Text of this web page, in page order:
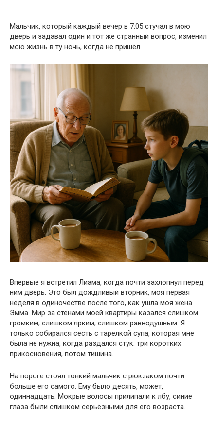
Мальчик, который каждый вечер в 7:05 стучал в мою
дверь и задавал один и тот же странный вопрос, изменил
мою жизнь в ту ночь, когда не пришёл.
Впервые я встретил Лиама, когда почти захлопнул перед
ним дверь. Это был дождливый вторник, моя первая
неделя в одиночестве после того, как ушла моя жена
Эмма. Мир за стенами моей квартиры казался слишком
громким, слишком ярким, слишком равнодушным. Я
только собирался сесть с тарелкой супа, которая мне
была не нужна, когда раздался стук: три коротких
прикосновения, потом тишина.
На пороге стоял тонкий мальчик с рюкзаком почти
больше его самого. Ему было десять, может,
одиннадцать. Мокрые волосы прилипали к лбу, синие
глаза были слишком серьёзными для его возраста.